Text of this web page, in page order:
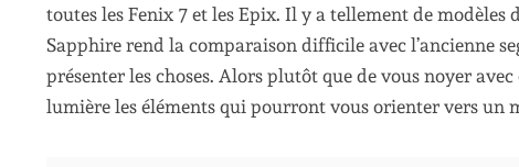
toutes les Fenix 7 et les Epix. Il y a tellement de
Sapphire rend la comparaison difficile avec l’ancienne
présenter les choses. Alors plutôt que de vous noyer
lumière les éléments qui pourront vous orienter vers un